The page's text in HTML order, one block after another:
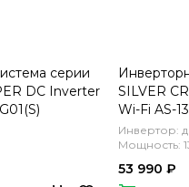
серии
DC Inverter
SILVER
Wi-Fi AS-
(комплект)
Инвертор:
Мощность:
53 990 ₽